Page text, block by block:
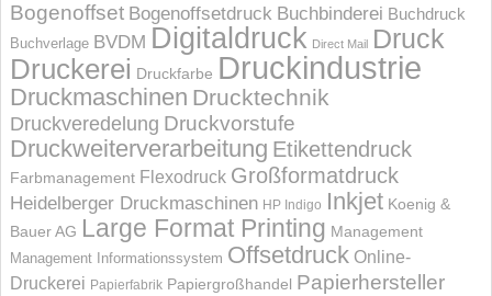
Bogenoffset Bogenoffsetdruck Buchbinderei Buchdruck
Buchverlage BVDM Digitaldruck Direct Mail Druck
Druckerei Druckfarbe Druckindustrie
Druckmaschinen Drucktechnik
Druckveredelung Druckvorstufe
Druckweiterverarbeitung Etikettendruck
Farbmanagement Flexodruck Großformatdruck
Heidelberger Druckmaschinen HP Indigo Inkjet Koenig &
Bauer AG Large Format Printing Management
Management Informations­system Offsetdruck Online-
Druckerei Papierfabrik Papiergroßhandel Papierhersteller